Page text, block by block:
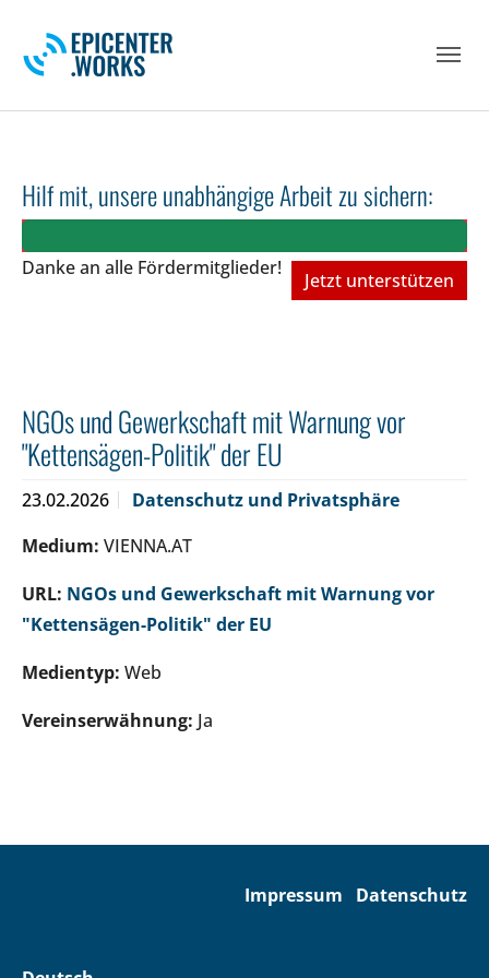
Hilf mit, unsere unabhängige Arbeit zu sichern:
Danke an alle Fördermitglieder!
Jetzt unterstützen
NGOs und Gewerkschaft mit Warnung vor
"Kettensägen-Politik" der EU
23.02.2026
Datenschutz und Privatsphäre
Medium: VIENNA.AT
URL: NGOs und Gewerkschaft mit Warnung vor
"Kettensägen-Politik" der EU
Medientyp: Web
Vereinserwähnung: Ja
Impressum Datenschutz